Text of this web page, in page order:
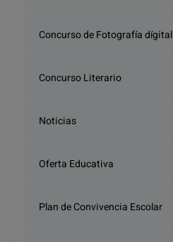
Concurso de Fotografía dígital
Concurso Literario
Noticias
Oferta Educativa
Plan de Convivencia Escolar